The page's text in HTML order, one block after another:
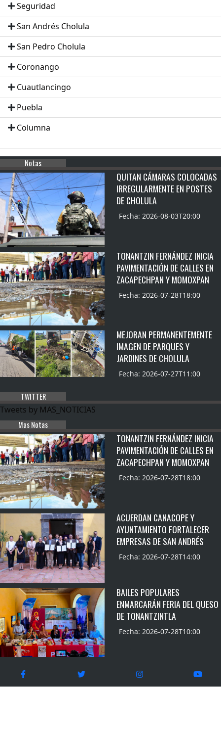
Seguridad
San Andrés Cholula
San Pedro Cholula
Coronango
Cuautlancingo
Puebla
Columna
Notas
QUITAN CÁMARAS COLOCADAS
IRREGULARMENTE EN POSTES
DE CHOLULA
Fecha: 2026-08-03T20:00
TONANTZIN FERNÁNDEZ INICIA
PAVIMENTACIÓN DE CALLES EN
ZACAPECHPAN Y MOMOXPAN
Fecha: 2026-07-28T18:00
MEJORAN PERMANENTEMENTE
IMAGEN DE PARQUES Y
JARDINES DE CHOLULA
Fecha: 2026-07-27T11:00
TWITTER
Tweets by MAS_NOTICIAS
Mas Notas
TONANTZIN FERNÁNDEZ INICIA
PAVIMENTACIÓN DE CALLES EN
ZACAPECHPAN Y MOMOXPAN
Fecha: 2026-07-28T18:00
ACUERDAN CANACOPE Y
AYUNTAMIENTO FORTALECER
EMPRESAS DE SAN ANDRÉS
Fecha: 2026-07-28T14:00
BAILES POPULARES
ENMARCARÁN FERIA DEL QUESO
DE TONANTZINTLA
Fecha: 2026-07-28T10:00